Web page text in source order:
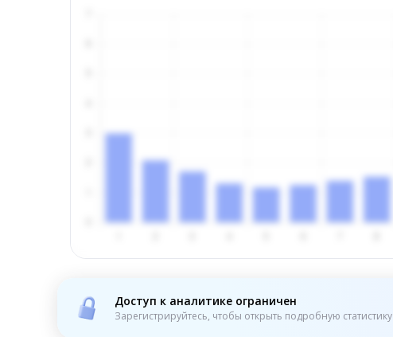
Доступ к аналитике ограничен
Зарегистрируйтесь, чтобы открыть подробную статистику